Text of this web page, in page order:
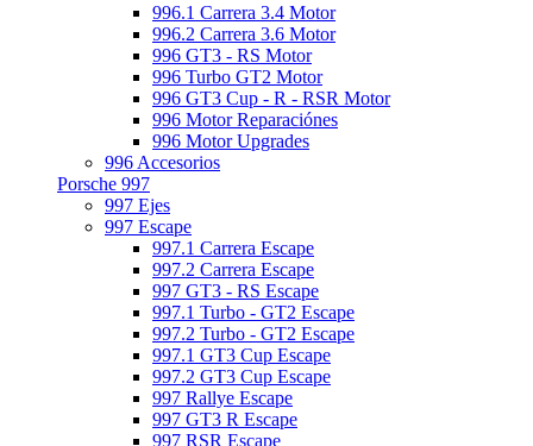
996.1 Carrera 3.4 Motor
996.2 Carrera 3.6 Motor
996 GT3 - RS Motor
996 Turbo GT2 Motor
996 GT3 Cup - R - RSR Motor
996 Motor Reparaciónes
996 Motor Upgrades
996 Accesorios
Porsche 997
997 Ejes
997 Escape
997.1 Carrera Escape
997.2 Carrera Escape
997 GT3 - RS Escape
997.1 Turbo - GT2 Escape
997.2 Turbo - GT2 Escape
997.1 GT3 Cup Escape
997.2 GT3 Cup Escape
997 Rallye Escape
997 GT3 R Escape
997 RSR Escape